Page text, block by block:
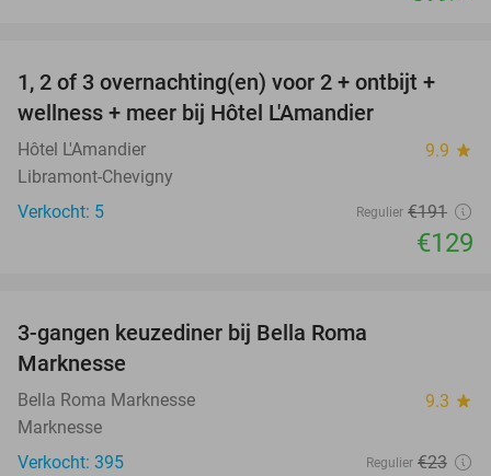
32%
TODAY
1, 2 of 3 overnachting(en) voor 2 + ontbijt +
wellness + meer bij Hôtel L'Amandier
Hôtel L'Amandier 9.9 star
Libramont-Chevigny
Verkocht: 5
Regulier €191
€129
3-gangen keuzediner bij Bella Roma
Marknesse
Bella Roma Marknesse 9.3 star
Marknesse
Verkocht: 395
Regulier €23